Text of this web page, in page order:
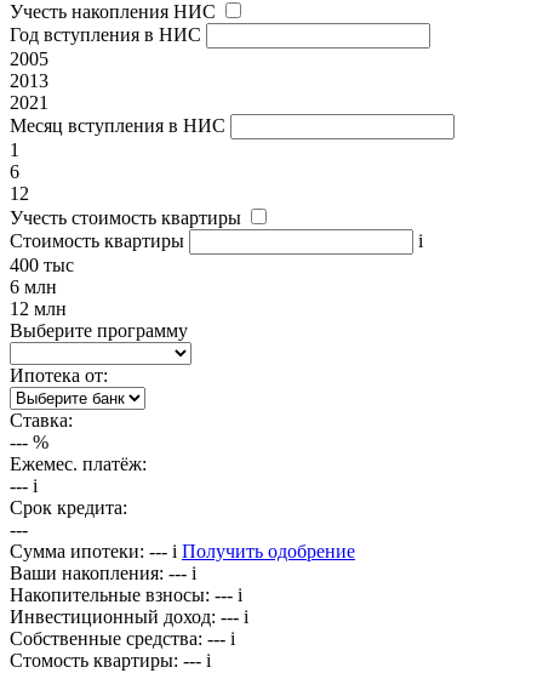
Учесть накопления НИС
Год вступления в НИС
2005
2013
2021
Месяц вступления в НИС
1
6
12
Учесть стоимость квартиры
Стоимость квартиры
i
400 тыс
6 млн
12 млн
Выберите программу
Ипотека от:
Ставка:
--- %
Ежемес. платёж:
--- i
Срок кредита:
---
Сумма ипотеки: --- i Получить одобрение
Ваши накопления: --- i
Накопительные взносы: --- i
Инвестиционный доход: --- i
Собственные средства: --- i
Стомость квартиры: --- i